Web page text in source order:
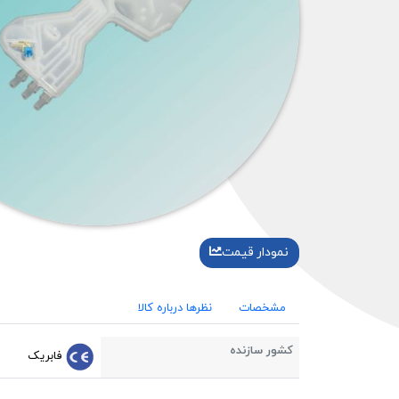
نمودار قیمت
مشخصات نظرها درباره کالا
کشور سازنده فابریک